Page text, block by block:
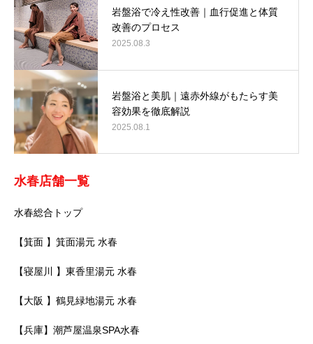
岩盤浴で冷え性改善｜血行促進と体質
改善のプロセス
2025.08.3
岩盤浴と美肌｜遠赤外線がもたらす美
容効果を徹底解説
2025.08.1
水春店舗一覧
水春総合トップ
【箕面 】箕面湯元 水春
【寝屋川 】東香里湯元 水春
【大阪 】鶴見緑地湯元 水春
【兵庫】潮芦屋温泉SPA水春